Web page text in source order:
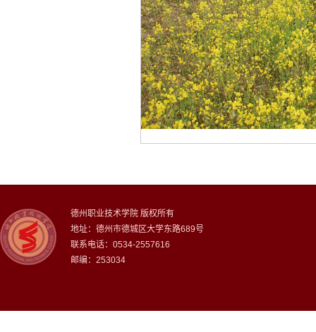
德州职业技术学院 版权所有
地址：德州市德城区大学东路689号
联系电话：0534-2557616
邮编：253034